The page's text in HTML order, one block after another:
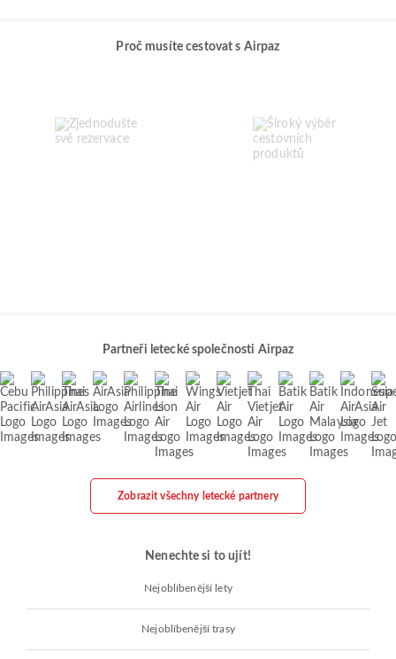
Proč musíte cestovat s Airpaz
Partneři letecké společnosti Airpaz
Zobrazit všechny letecké partnery
Nenechte si to ujít!
Nejoblíbenější lety
Nejoblíbenější trasy